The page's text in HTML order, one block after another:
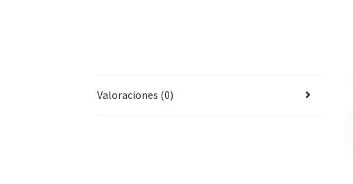
Valoraciones (0)